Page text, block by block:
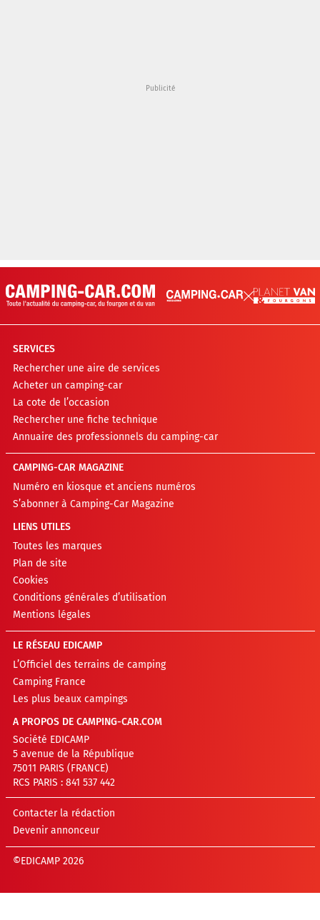
SERVICES
Rechercher une aire de services
Acheter un camping-car
La cote de l’occasion
Rechercher une fiche technique
Annuaire des professionnels du camping-car
CAMPING-CAR MAGAZINE
Numéro en kiosque et anciens numéros
S’abonner à Camping-Car Magazine
LIENS UTILES
Toutes les marques
Plan de site
Cookies
Conditions générales d’utilisation
Mentions légales
LE RÉSEAU EDICAMP
L’Officiel des terrains de camping
Camping France
Les plus beaux campings
A PROPOS DE CAMPING-CAR.COM
Société EDICAMP
5 avenue de la République
75011 PARIS (FRANCE)
RCS PARIS : 841 537 442
Contacter la rédaction
Devenir annonceur
©EDICAMP 2026